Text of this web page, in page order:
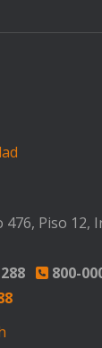
476, Piso 12,
800-